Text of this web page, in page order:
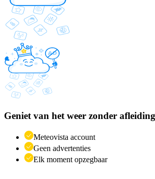
Geniet van het weer zonder
Meteovista account
Geen advertenties
Elk moment opzegbaar